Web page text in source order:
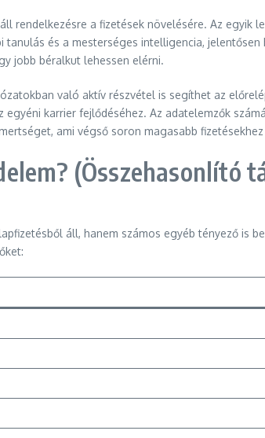
rendelkezésre a fizetések növelésére. Az
és a mesterséges intelligencia,
jobb béralkut lehessen elérni.
való aktív részvétel is segíthet az
karrier fejlődéséhez. Az adatelemzők
ami végső soron magasabb
(Összehasonlító
áll, hanem számos egyéb tényező